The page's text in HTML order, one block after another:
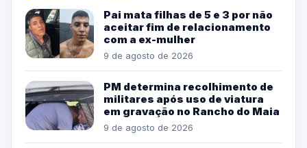
Pai mata filhas de 5 e 3 por não
aceitar fim de relacionamento
com a ex-mulher
9 de agosto de 2026
PM determina recolhimento de
militares após uso de viatura
em gravação no Rancho do Maia
9 de agosto de 2026